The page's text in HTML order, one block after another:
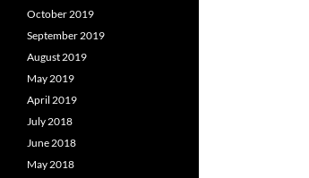
October 2019
September 2019
August 2019
May 2019
April 2019
July 2018
June 2018
May 2018